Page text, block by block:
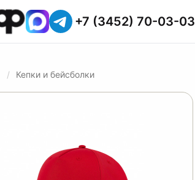
+7 (3452) 70-03-03
Кепки и бейсболки